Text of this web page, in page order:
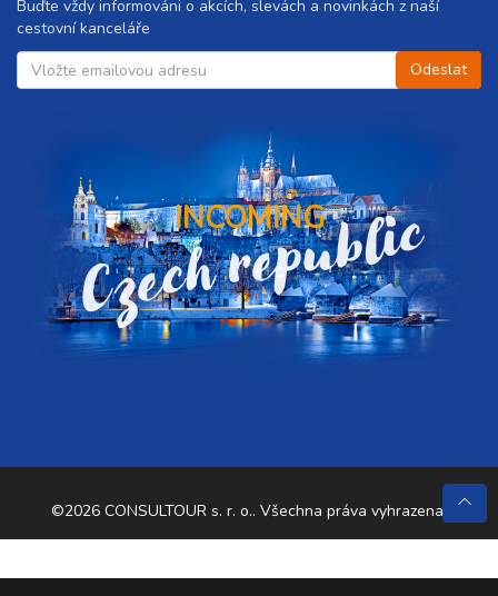
Buďte vždy informováni o akcích, slevách a novinkách z naší
cestovní kanceláře
INCOMING
Czech republic
©2026 CONSULTOUR s. r. o.. Všechna práva vyhrazena.